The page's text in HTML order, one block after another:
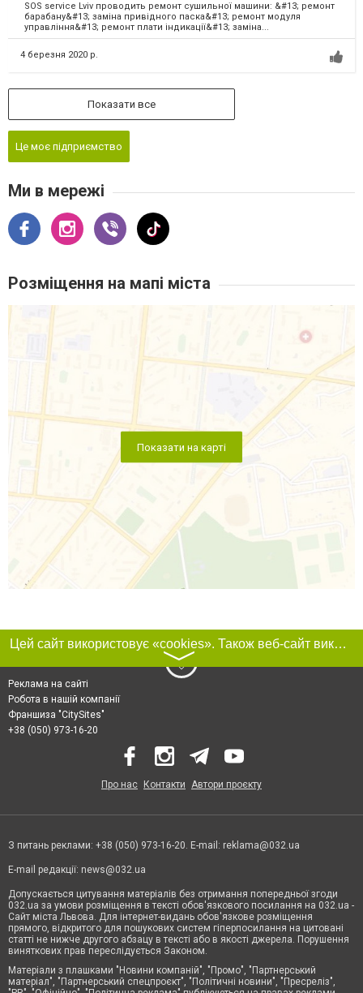
SOS service Lviv проводить ремонт сушильної машини: &#13; ремонт
барабану&#13; заміна привідного паска&#13; ремонт модуля
управління&#13; ремонт плати індикації&#13; заміна...
4 березня 2020 р.
Показати все
Це моє підприємство
Ми в мережі
Розміщення на мапі міста
Показати на карті
Цей сайт використовує «cookies». Також веб-сайт використовує інтернет-сервіс для збору технічних даних стосовно відвідувачів з метою отримання маркетингової та статистичної інформації. Умови обробки даних відвідувачів сайту див.
〉
Реклама на сайті
Робота в нашій компанії
Франшиза "CitySites"
+38 (050) 973-16-20
Про нас Контакти Автори проєкту
З питань реклами: +38 (050) 973-16-20. E-mail: reklama@032.ua
E-mail редакції: news@032.ua
Допускається цитування матеріалів без отримання попередньої згоди
032.ua за умови розміщення в тексті обов'язкового посилання на 032.ua -
Сайт міста Львова. Для інтернет-видань обов'язкове розміщення
прямого, відкритого для пошукових систем гіперпосилання на цитовані
статті не нижче другого абзацу в тексті або в якості джерела. Порушення
виняткових прав переслідується Законом.
Матеріали з плашками "Новини компаній", "Промо", "Партнерський
матеріал", "Партнерський спецпроєкт", "Політичні новини", "Пресреліз",